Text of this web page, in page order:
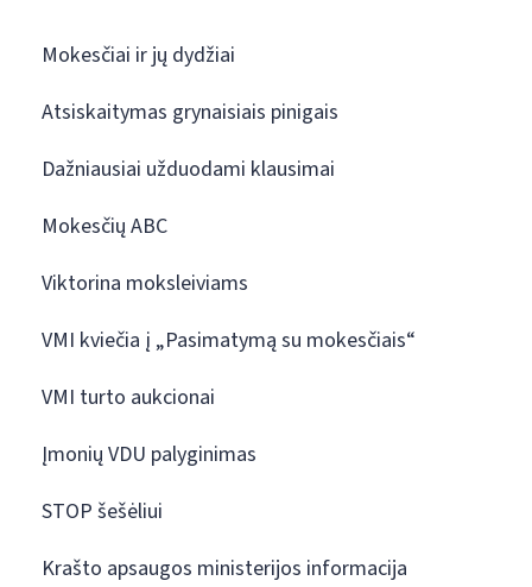
Mokesčiai ir jų dydžiai
Atsiskaitymas grynaisiais pinigais
Dažniausiai užduodami klausimai
Mokesčių ABC
Viktorina moksleiviams
VMI kviečia į „Pasimatymą su mokesčiais“
VMI turto aukcionai
Įmonių VDU palyginimas
STOP šešėliui
Krašto apsaugos ministerijos informacija